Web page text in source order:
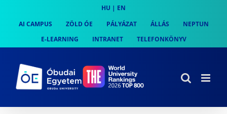
content
HU | EN
AI CAMPUS
ZÖLD ÓE PÁLYÁZAT ÁLLÁS
NEPTUN
E-LEARNING
INTRANET TELEFONKÖNYV